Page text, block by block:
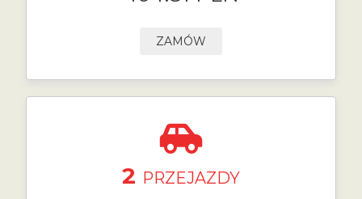
ZAMÓW
2 PRZEJAZDY